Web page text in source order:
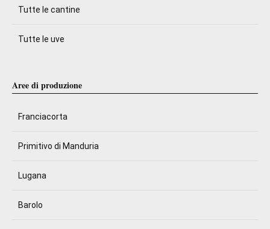
Tutte le cantine
Tutte le uve
Aree di produzione
Franciacorta
Primitivo di Manduria
Lugana
Barolo